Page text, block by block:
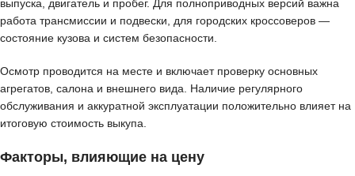
выпуска, двигатель и пробег. Для полноприводных версий важна
работа трансмиссии и подвески, для городских кроссоверов —
состояние кузова и систем безопасности.
Осмотр проводится на месте и включает проверку основных
агрегатов, салона и внешнего вида. Наличие регулярного
обслуживания и аккуратной эксплуатации положительно влияет на
итоговую стоимость выкупа.
Факторы, влияющие на цену